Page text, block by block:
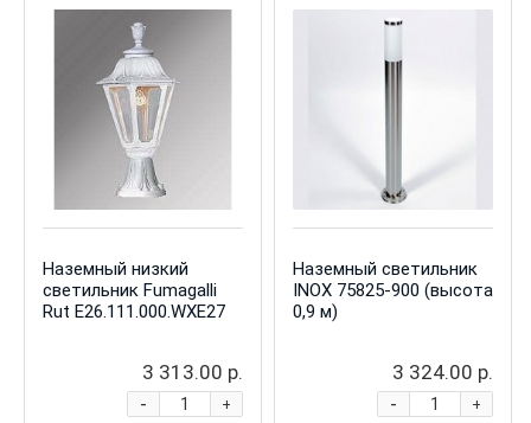
Наземный низкий
светильник Fumagalli
Rut E26.111.000.WXE27
3 313.00 р.
+
-
Наземный светильник
INOX 75825-900 (высота
0,9 м)
3 324.00 р.
+
-